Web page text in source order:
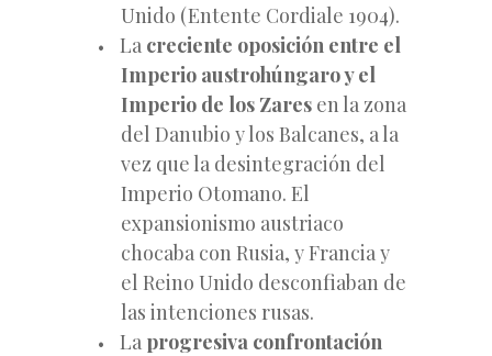
Unido (Entente Cordiale 1904).
La creciente oposición entre el
Imperio austrohúngaro y el
Imperio de los Zares en la zona
del Danubio y los Balcanes, a la
vez que la desintegración del
Imperio Otomano. El
expansionismo austriaco
chocaba con Rusia, y Francia y
el Reino Unido desconfiaban de
las intenciones rusas.
La progresiva confrontación